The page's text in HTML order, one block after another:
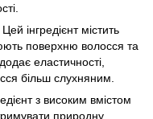
Цей інгредієнт містить
поверхню волосся та
еластичності,
більш слухняним.
з високим вмістом
природну